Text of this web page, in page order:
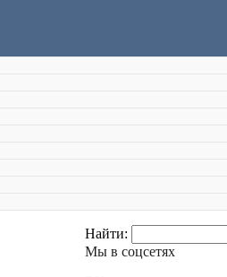
Найти:
Мы в соцсетях